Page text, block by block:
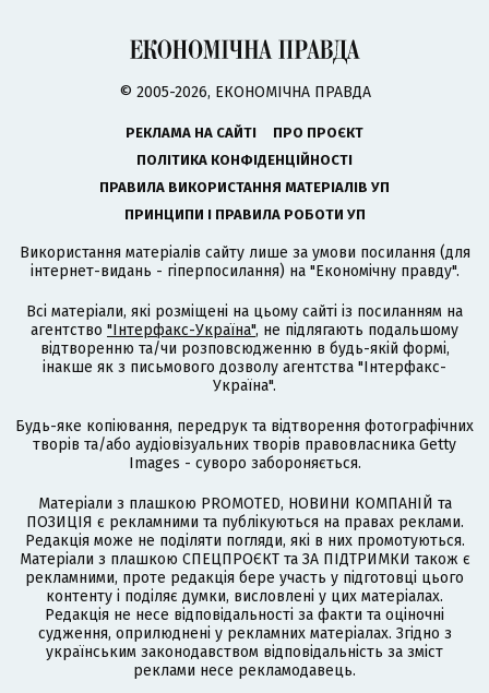
© 2005-2026, ЕКОНОМІЧНА ПРАВДА
РЕКЛАМА НА САЙТІ
ПРО ПРОЄКТ
ПОЛІТИКА КОНФІДЕНЦІЙНОСТІ
ПРАВИЛА ВИКОРИСТАННЯ МАТЕРІАЛІВ УП
ПРИНЦИПИ І ПРАВИЛА РОБОТИ УП
Використання матеріалів сайту лише за умови посилання (для
інтернет-видань - гіперпосилання) на "Економічну правду".
Всі матеріали, які розміщені на цьому сайті із посиланням на
агентство "Інтерфакс-Україна", не підлягають подальшому
відтворенню та/чи розповсюдженню в будь-якій формі,
інакше як з письмового дозволу агентства "Інтерфакс-
Україна".
Будь-яке копіювання, передрук та відтворення фотографічних
творів та/або аудіовізуальних творів правовласника Getty
Images - суворо забороняється.
Матеріали з плашкою PROMOTED, НОВИНИ КОМПАНІЙ та
ПОЗИЦІЯ є рекламними та публікуються на правах реклами.
Редакція може не поділяти погляди, які в них промотуються.
Матеріали з плашкою СПЕЦПРОЄКТ та ЗА ПІДТРИМКИ також є
рекламними, проте редакція бере участь у підготовці цього
контенту і поділяє думки, висловлені у цих матеріалах.
Редакція не несе відповідальності за факти та оціночні
судження, оприлюднені у рекламних матеріалах. Згідно з
українським законодавством відповідальність за зміст
реклами несе рекламодавець.